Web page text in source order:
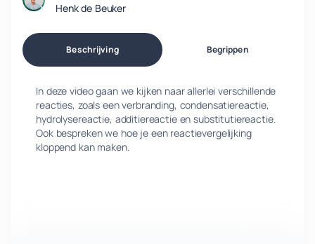
Henk de Beuker
Beschrijving Begrippen
In deze video gaan we kijken naar allerlei verschillende
reacties, zoals een verbranding, condensatiereactie,
hydrolysereactie, additiereactie en substitutiereactie.
Ook bespreken we hoe je een reactievergelijking
kloppend kan maken.